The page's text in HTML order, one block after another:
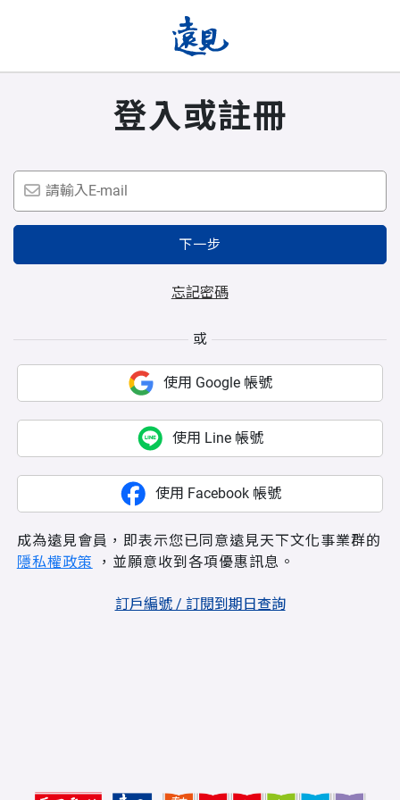
登入或註冊
下一步
忘記密碼
或
使用 Google 帳號
使用 Line 帳號
使用 Facebook 帳號
成為遠見會員，即表示您已同意遠見天下文化事業群的
隱私權政策 ，並願意收到各項優惠訊息。
訂戶編號 / 訂閱到期日查詢